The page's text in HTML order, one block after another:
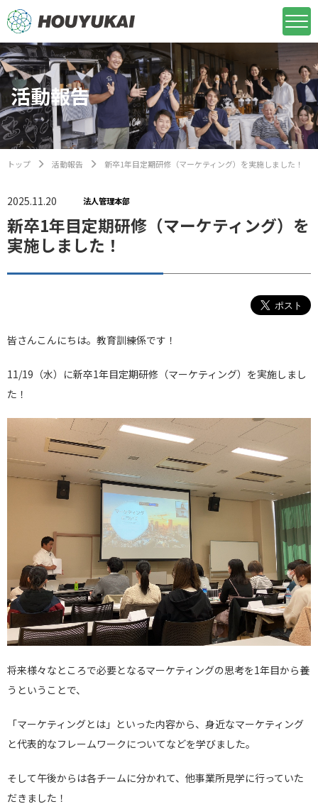
活動報告
トップ 活動報告 新卒1年目定期研修（マーケティング）を実施しました！
2025.11.20 法人管理本部
新卒1年目定期研修（マーケティング）を
実施しました！
皆さんこんにちは。教育訓練係です！
11/19（水）に新卒1年目定期研修（マーケティング）を実施しまし
た！
将来様々なところで必要となるマーケティングの思考を1年目から養
うということで、
「マーケティングとは」といった内容から、身近なマーケティング
と代表的なフレームワークについてなどを学びました。
そして午後からは各チームに分かれて、他事業所見学に行っていた
だきました！